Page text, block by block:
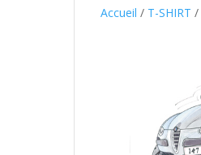
Accueil / T-SHIRT /